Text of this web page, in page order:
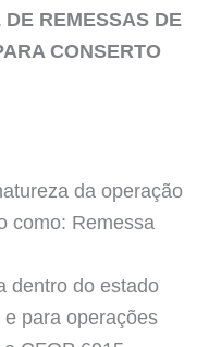
REMESSAS DE
CONSERTO
da operação
como: Remessa
dentro do estado
para operações